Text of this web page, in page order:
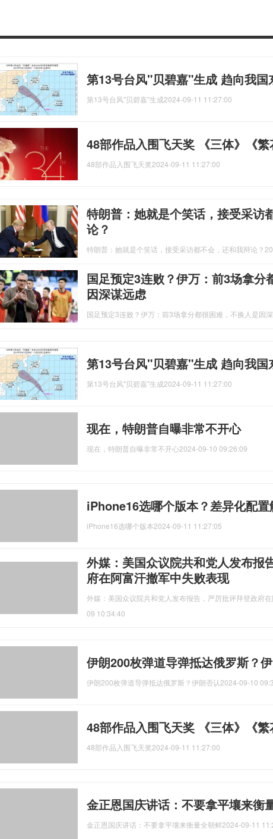
第13号台风"贝碧嘉"生成 趋向我国
第13号台风"贝碧嘉"生成2024-09-11 11:27:00
48部作品入围飞天奖 《三体》《
48部作品入围飞天奖2024-09-11 11:27:00
特朗普：她就是个笑话，接受采访
论？
特朗普：她就是个笑话，接受采访都不会，还和我辩论？
国足预定3连败？伊万：前3场拿分
因深谋远虑
国足预定3连败？伊万：前3场拿分都很困难，不换人是因
第13号台风"贝碧嘉"生成 趋向我国
第13号台风"贝碧嘉"生成2024-09-11 11:27:00
现在，特朗普自曝非常不开心
现在，特朗普自曝非常不开心2024-09-10 09:26:09
iPhone16选哪个版本？差异化配置
iPhone16选哪个版本2024-09-11 11:27:05
外媒：美国众议院共和党人发布报
府在阿富汗撤军中失败表现
外媒：美国众议院共和党人发布报告，严厉批评拜登政府
09 10:34:40
伊朗200枚弹道导弹抵达俄罗斯？
伊朗200枚弹道导弹抵达俄罗斯？伊朗否认2024-09-10
48部作品入围飞天奖 《三体》《
48部作品入围飞天奖2024-09-11 11:27:00
金正恩国庆讲话：不要拿平壤来衡
金正恩国庆讲话：不要拿平壤来衡量全朝鲜2024-09-11